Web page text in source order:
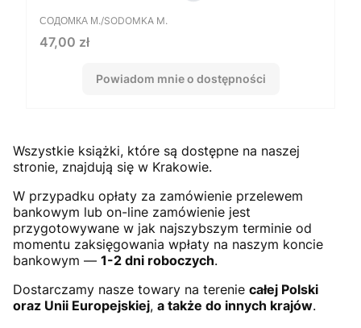
PRODUCENT
СОДОМКА М./SODOMKA M.
Cena
47,00 zł
Powiadom mnie o dostępności
Wszystkie książki, które są dostępne na naszej
stronie, znajdują się w Krakowie.
W przypadku opłaty za zamówienie przelewem
bankowym lub on-line zamówienie jest
przygotowywane w jak najszybszym terminie od
momentu zaksięgowania wpłaty na naszym koncie
bankowym — 1-2 dni roboczych.
Dostarczamy nasze towary na terenie całej Polski
oraz Unii Europejskiej, a także do innych krajów.